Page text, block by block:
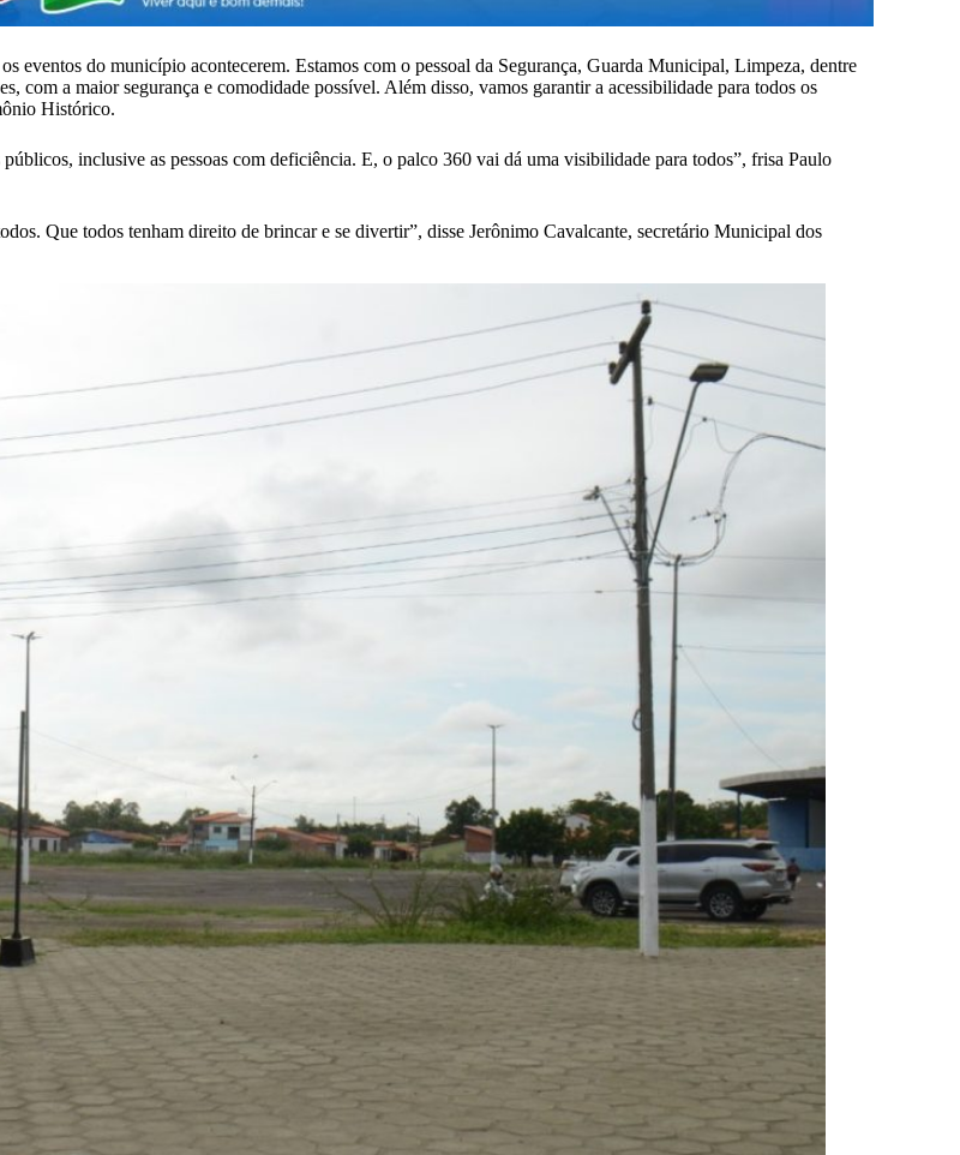
eventos do município acontecerem. Estamos com o pessoal da Segurança, Guarda Municipal, Limpeza, dentre
com a maior segurança e comodidade possível. Além disso, vamos garantir a acessibilidade para todos os
Histórico.
inclusive as pessoas com deficiência. E, o palco 360 vai dá uma visibilidade para todos”, frisa Paulo
Que todos tenham direito de brincar e se divertir”, disse Jerônimo Cavalcante, secretário Municipal dos